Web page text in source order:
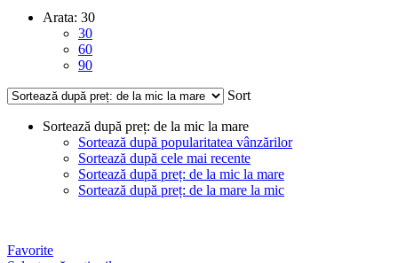
Arata: 30
30
60
90
Sort
Sortează după preț: de la mic la mare
Sortează după popularitatea vânzărilor
Sortează după cele mai recente
Sortează după preț: de la mic la mare
Sortează după preț: de la mare la mic
Favorite